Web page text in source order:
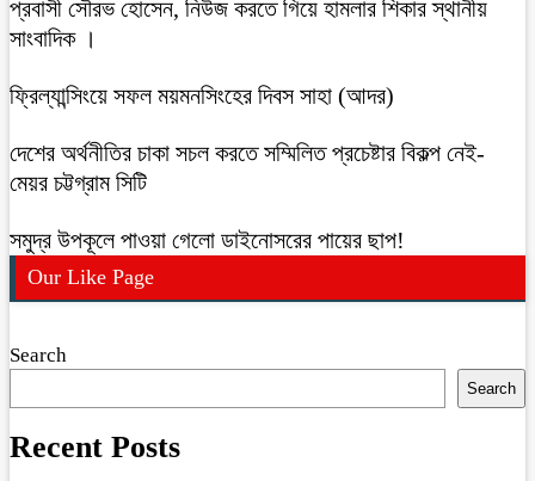
প্রবাসী সৌরভ হোসেন, নিউজ করতে গিয়ে হামলার শিকার স্থানীয়
সাংবাদিক ।
ফ্রিল্যান্সিংয়ে সফল ময়মনসিংহের দিবস সাহা (আদর)
দেশের অর্থনীতির চাকা সচল করতে সম্মিলিত প্রচেষ্টার বিকল্প নেই-
মেয়র চট্টগ্রাম সিটি
সমুদ্র উপকূলে পাওয়া গেলো ডাইনোসরের পায়ের ছাপ!
Our Like Page
Search
Search
Recent Posts